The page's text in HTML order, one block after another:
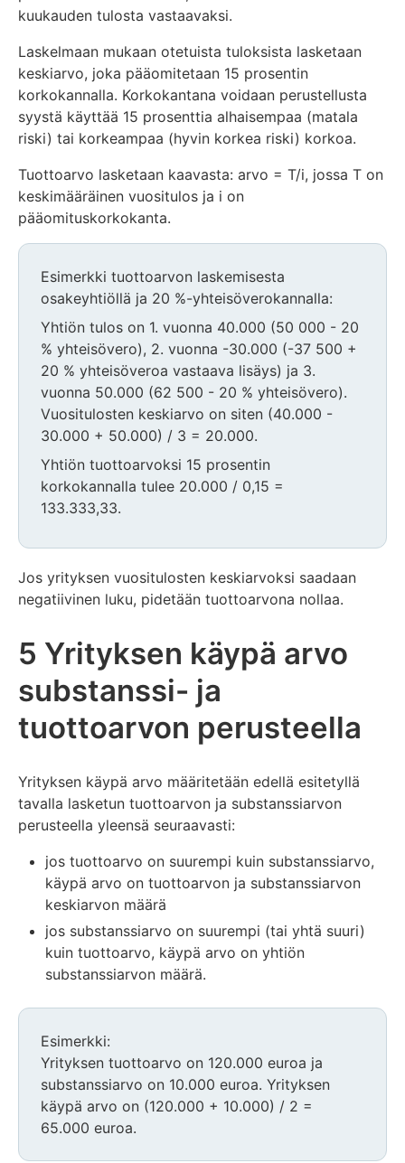
kuukauden tulosta vastaavaksi.
Laskelmaan mukaan otetuista tuloksista lasketaan
keskiarvo, joka pääomitetaan 15 prosentin
korkokannalla. Korkokantana voidaan perustellusta
syystä käyttää 15 prosenttia alhaisempaa (matala
riski) tai korkeampaa (hyvin korkea riski) korkoa.
Tuottoarvo lasketaan kaavasta: arvo = T/i, jossa T on
keskimääräinen vuositulos ja i on
pääomituskorkokanta.
Esimerkki tuottoarvon laskemisesta
osakeyhtiöllä ja 20 %-yhteisöverokannalla:
Yhtiön tulos on 1. vuonna 40.000 (50 000 - 20
% yhteisövero), 2. vuonna -30.000 (-37 500 +
20 % yhteisöveroa vastaava lisäys) ja 3.
vuonna 50.000 (62 500 - 20 % yhteisövero).
Vuositulosten keskiarvo on siten (40.000 -
30.000 + 50.000) / 3 = 20.000.
Yhtiön tuottoarvoksi 15 pro­sentin
korkokannalla tulee 20.000 / 0,15 =
133.333,33.
Jos yrityksen vuositulosten keskiarvoksi saadaan
negatiivinen luku, pidetään tuottoarvona nollaa.
5 Yrityksen käypä arvo
substanssi- ja
tuottoarvon perusteella
Yrityksen käypä arvo määritetään edellä esitetyllä
tavalla lasketun tuottoarvon ja substanssiarvon
perusteella yleensä seuraavasti:
jos tuottoarvo on suurempi kuin substanssiarvo,
käypä arvo on tuottoarvon ja substanssiarvon
keskiarvon määrä
jos substanssiarvo on suurempi (tai yhtä suuri)
kuin tuottoarvo, käypä arvo on yhtiön
substanssiarvon määrä.
Esimerkki:
Yrityksen tuottoarvo on 120.000 euroa ja
substanssiarvo on 10.000 euroa. Yrityksen
käypä arvo on (120.000 + 10.000) / 2 =
65.000 euroa.